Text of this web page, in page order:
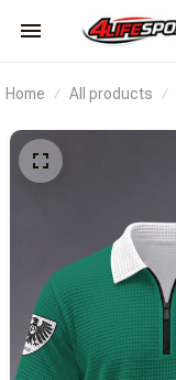
Home All products